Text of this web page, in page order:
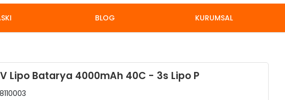
BLOG KURUMSAL
Lipo Batarya 4000mAh 40C - 3s Lipo P